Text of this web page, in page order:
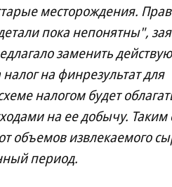
месторождения.
пока непонятны",
заменить
на финрезультат для
налогом будет
на ее добычу. Таким
объемов извлекаемого
период.